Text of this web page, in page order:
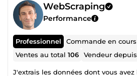
WebScraping
Performance
Professionnel Commande en
Ventes au total106 Vendeur
J'extrais les données dont vous